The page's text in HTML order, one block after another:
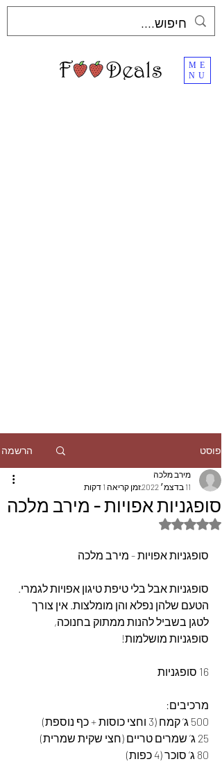
ME
NU
פוסט הרשמה
סופגניות אפויות - מירב מלכה
מירב מלכה
11 בדצמ׳ 2022
זמן קריאה 1 דקות
דירוג של NaN מתוך 5 כוכבים
סופגניות אפויות - מירב מלכה
סופגניות אבל בלי טיפת טיגון אפויות לגמרי.
הטעם שלהן נפלא והן מומלצות. אין צורך
לטגן בשביל להנות ממתוק בחנוכה,
סופגניות מושלמות!
16 סופגניות
מרכיבים:
500 ג’ קמח (3 וחצי כוסות + כף נוספת)
25 ג’ שמרים טריים (חצי שקית שמרית)
80 ג’ סוכר (4 כפות)